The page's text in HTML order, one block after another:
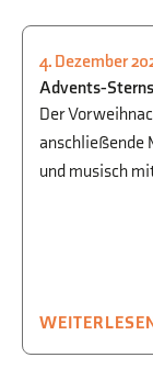
FEIERN ,
4. Dezember
Advents-
Der
anschließende
und musisch